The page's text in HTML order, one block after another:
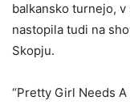
balkansko turnejo,
nastopila tudi na
Skopju.
“Pretty Girl Needs